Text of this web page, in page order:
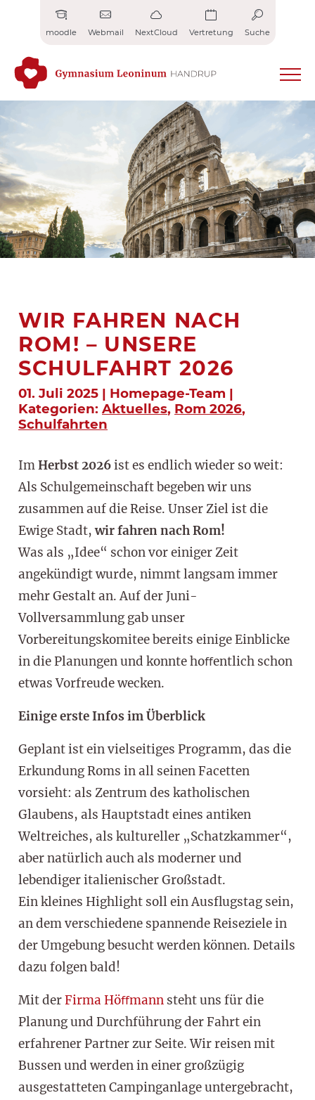
moodle Webmail NextCloud Vertretung Suche
WIR FAHREN NACH
ROM! – UNSERE
SCHULFAHRT 2026
01. Juli 2025 | Homepage-Team |
Kategorien: Aktuelles, Rom 2026,
Schulfahrten
ImHerbst 2026ist es endlich wieder so weit:
Als Schulgemeinschaft begeben wir uns
zusammen auf die Reise. Unser Ziel ist die
Ewige Stadt,wir fahren nach Rom!
Was als „Idee“ schon vor einiger Zeit
angekündigt wurde, nimmt langsam immer
mehr Gestalt an. Auf der Juni-
Vollversammlung gab unser
Vorbereitungskomitee bereits einige Einblicke
in die Planungen und konnte hoﬀentlich schon
etwas Vorfreude wecken.
Einige erste Infos im Überblick
Geplant ist ein vielseitiges Programm, das die
Erkundung Roms in all seinen Facetten
vorsieht: als Zentrum des katholischen
Glaubens, als Hauptstadt eines antiken
Weltreiches, als kultureller „Schatzkammer“,
aber natürlich auch als moderner und
lebendiger italienischer Großstadt.
Ein kleines Highlight soll ein Ausflugstag sein,
an dem verschiedene spannende Reiseziele in
der Umgebung besucht werden können. Details
dazu folgen bald!
Mit derFirma Höﬀmann steht uns für die
Planung und Durchführung der Fahrt ein
erfahrener Partner zur Seite. Wir reisen mit
Bussen und werden in einer großzügig
ausgestatteten Campinganlage untergebracht,